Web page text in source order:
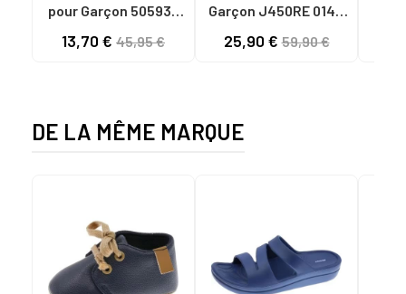
pour Garçon 505930
13,70 € 45,95 €
Garçon J450RE 01411
NAVY C4228
25,90 €59,90 €
DE LA MÊME MARQUE